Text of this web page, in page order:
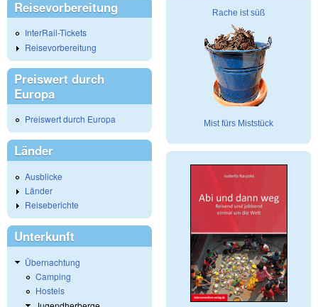
Reisevorbereitung
InterRail-Tickets
Reisevorbereitung
Preiswert durch
Europa
Preiswert durch Europa
Länder
Ausblicke
Länder
Reiseberichte
Unterkunft
Übernachtung
Camping
Hostels
Rache ist süß
Mist fürs Miststück